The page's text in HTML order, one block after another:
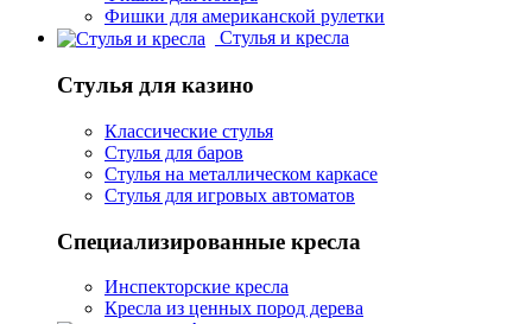
Фишки для американской рулетки
Стулья и кресла
Стулья для казино
Классические стулья
Стулья для баров
Стулья на металлическом каркасе
Стулья для игровых автоматов
Специализированные кресла
Инспекторские кресла
Кресла из ценных пород дерева